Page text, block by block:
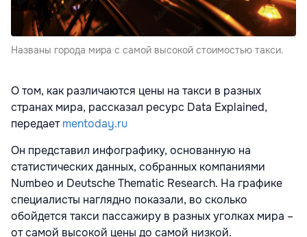
Названы города мира с самой высокой стоимостью такси.
О том, как различаются цены на такси в разных
странах мира, рассказал ресурс Data Explained,
передаетmentoday.ru
Он представил инфографику, основанную на
статистических данных, собранных компаниями
Numbeo и Deutsche Thematic Research. На графике
специалисты наглядно показали, во сколько
обойдется такси пассажиру в разных уголках мира –
от самой высокой цены до самой низкой.